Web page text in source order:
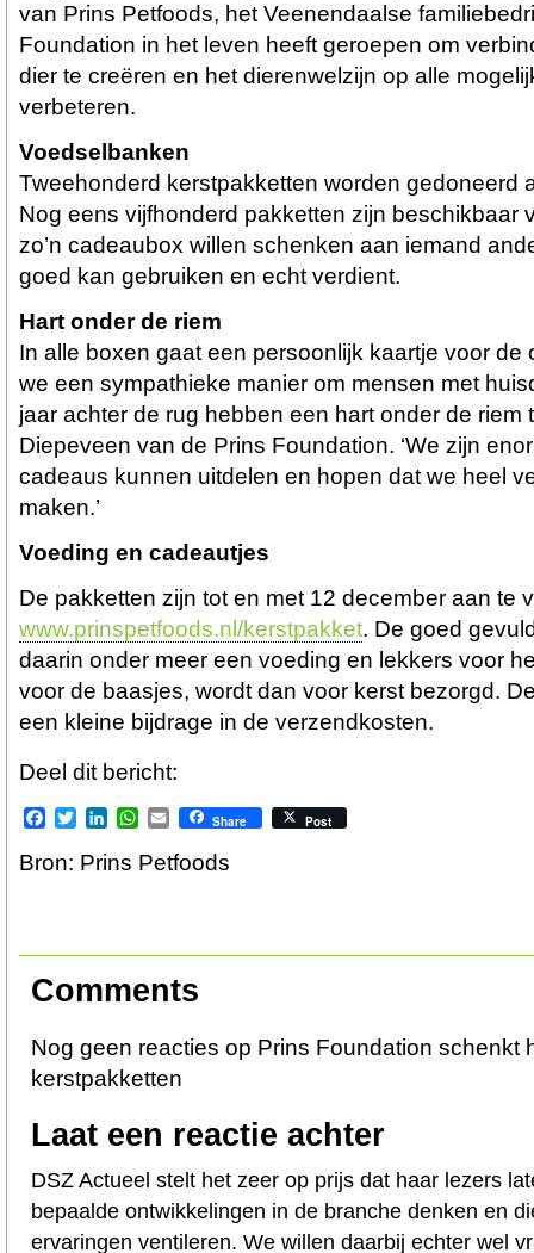
van Prins Petfoods, het Veenendaalse
Foundation in het leven heeft geroepen om
dier te creëren en het dierenwelzijn op alle
verbeteren.
Voedselbanken
Tweehonderd kerstpakketten worden gedoneerd
Nog eens vijfhonderd pakketten zijn beschikbaar
zo’n cadeaubox willen schenken aan iemand
goed kan gebruiken en echt verdient.
Hart onder de riem
In alle boxen gaat een persoonlijk kaartje voor de
we een sympathieke manier om mensen met
jaar achter de rug hebben een hart onder de riem
Diepeveen van de Prins Foundation. ‘We zijn
cadeaus kunnen uitdelen en hopen dat we heel
maken.’
Voeding en cadeautjes
De pakketten zijn tot en met 12 december aan te
www.prinspetfoods.nl/kerstpakket. De goed
daarin onder meer een voeding en lekkers voor
voor de baasjes, wordt dan voor kerst bezorgd.
een kleine bijdrage in de verzendkosten.
Deel dit bericht:
Facebook
TwitterLinkedInWhatsApp
EmailShare Post
Bron: Prins Petfoods
Comments
Nog geen reacties op Prins Foundation schenkt
kerstpakketten
Laat een reactie achter
DSZ Actueel stelt het zeer op prijs dat haar lezers
bepaalde ontwikkelingen in de branche denken en
ervaringen ventileren. We willen daarbij echter wel